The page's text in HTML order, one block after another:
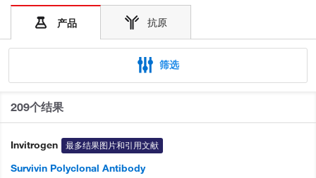
产品 抗原
筛选
209个结果
Invitrogen 最多结果图片和引用文献
Survivin Polyclonal Antibody